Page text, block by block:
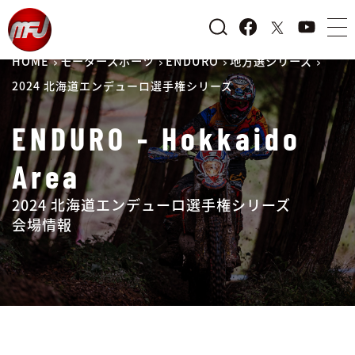
HOME モータースポーツ ENDURO 地方選シリーズ
2024 北海道エンデューロ選手権シリーズ
ENDURO - Hokkaido
Area
2024 北海道エンデューロ選手権シリーズ
会場情報